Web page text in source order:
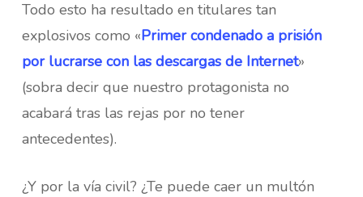
Todo esto ha resultado en titulares tan
explosivos como «Primer condenado a prisión
por lucrarse con las descargas de Internet»
(sobra decir que nuestro protagonista no
acabará tras las rejas por no tener
antecedentes).
¿Y por la vía civil? ¿Te puede caer un multón